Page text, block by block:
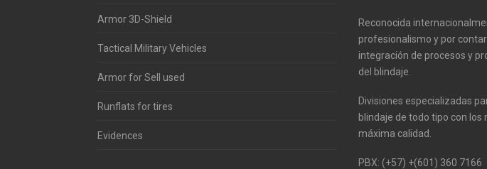
Armor 3D-Shield
Tactical Military Vehicles
Armor for Sell used
Runflats for tires
Evidences
Reconocida
profesionalismo y por
integración de procesos y
del blindaje.
Divisiones especializadas
blindaje de todo tipo con
máxima calidad.
PBX: (+57) +(601) 360 7166